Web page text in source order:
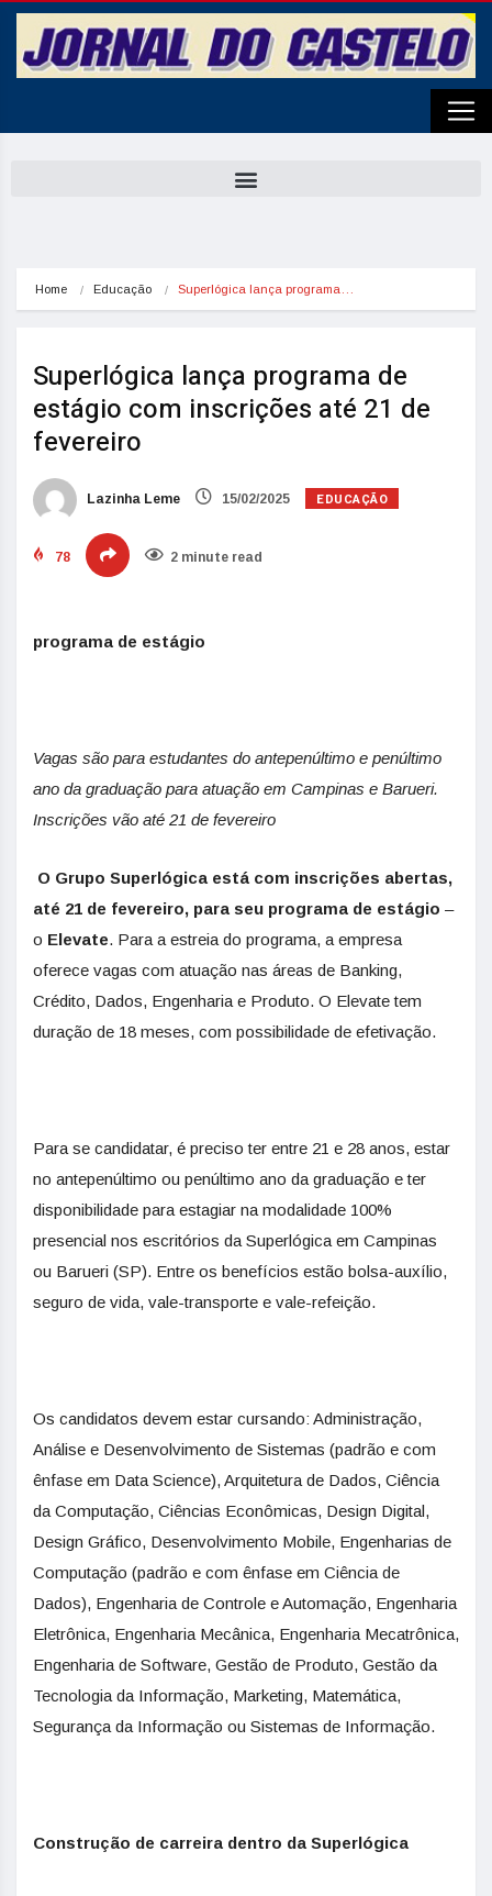
Home Educação Superlógica lança programa…
Superlógica lança programa de
estágio com inscrições até 21 de
fevereiro
Lazinha Leme 15/02/2025 EDUCAÇÃO
78 2 minute read
programa de estágio
Vagas são para estudantes do antepenúltimo e penúltimo
ano da graduação para atuação em Campinas e Barueri.
Inscrições vão até 21 de fevereiro
O Grupo Superlógica está com inscrições abertas,
até 21 de fevereiro, para seu programa de estágio –
o Elevate. Para a estreia do programa, a empresa
oferece vagas com atuação nas áreas de Banking,
Crédito, Dados, Engenharia e Produto. O Elevate tem
duração de 18 meses, com possibilidade de efetivação.
Para se candidatar, é preciso ter entre 21 e 28 anos, estar
no antepenúltimo ou penúltimo ano da graduação e ter
disponibilidade para estagiar na modalidade 100%
presencial nos escritórios da Superlógica em Campinas
ou Barueri (SP). Entre os benefícios estão bolsa-auxílio,
seguro de vida, vale-transporte e vale-refeição.
Os candidatos devem estar cursando: Administração,
Análise e Desenvolvimento de Sistemas (padrão e com
ênfase em Data Science), Arquitetura de Dados, Ciência
da Computação, Ciências Econômicas, Design Digital,
Design Gráfico, Desenvolvimento Mobile, Engenharias de
Computação (padrão e com ênfase em Ciência de
Dados), Engenharia de Controle e Automação, Engenharia
Eletrônica, Engenharia Mecânica, Engenharia Mecatrônica,
Engenharia de Software, Gestão de Produto, Gestão da
Tecnologia da Informação, Marketing, Matemática,
Segurança da Informação ou Sistemas de Informação.
Construção de carreira dentro da Superlógica